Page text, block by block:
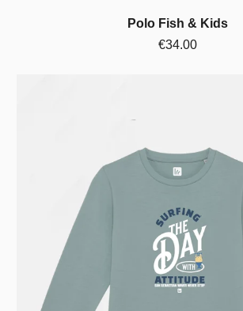
Polo Fish & Kids
€34.00